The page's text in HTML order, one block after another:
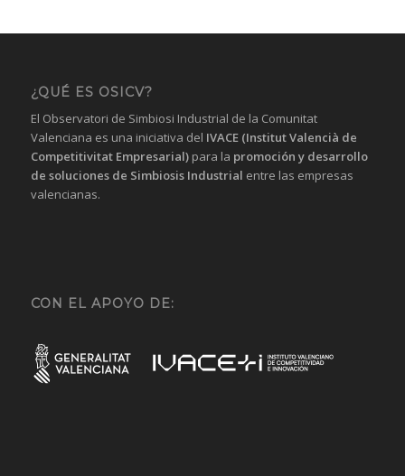
¿QUÉ ES OSICV?
El Observatori de Simbiosi Industrial de la Comunitat
Valenciana es una iniciativa del IVACE (Institut Valencià de
Competitivitat Empresarial)para la promoción y desarrollo
de soluciones de Simbiosis Industrial entre las empresas
valencianas.
CON EL APOYO DE: